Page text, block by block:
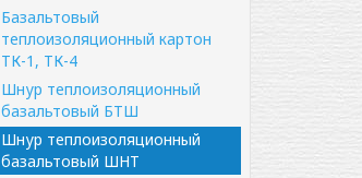
Базальтовый
теплоизоляционный картон
ТК-1, ТК-4
Шнур теплоизоляционный
базальтовый БТШ
Шнур теплоизоляционный
базальтовый ШНТ